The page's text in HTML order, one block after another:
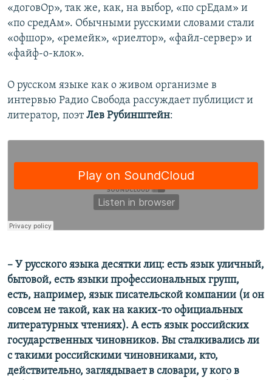
«договОр», так же, как, на выбор, «по срЕдам» и
«по средАм». Обычными русскими словами стали
«офшор», «ремейк», «риелтор», «файл-сервер» и
«файф-о-клок».
О русском языке как о живом организме в
интервью Радио Свобода рассуждает публицист и
литератор, поэтЛев Рубинштейн:
​– У русского языка десятки лиц: есть язык уличный,
бытовой, есть языки профессиональных групп,
есть, например, язык писательской компании (и он
совсем не такой, как на каких-то официальных
литературных чтениях). А есть язык российских
государственных чиновников. Вы сталкивались ли
с такими российскими чиновниками, кто,
действительно, заглядывает в словари, у кого в